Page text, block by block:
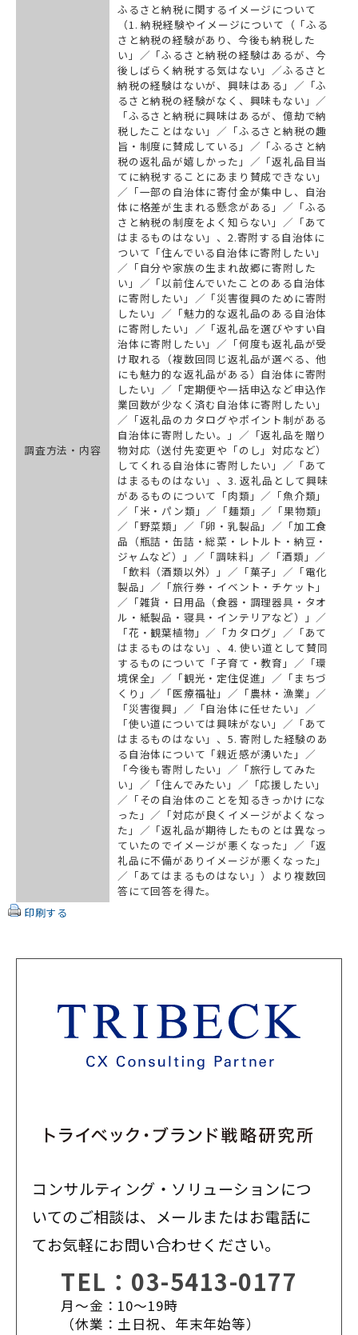
調査方法・内容
ふるさと納税に関するイメージについて
（1. 納税経験やイメージについて（「ふる
さと納税の経験があり、今後も納税した
い」／「ふるさと納税の経験はあるが、今
後しばらく納税する気はない」／ふるさと
納税の経験はないが、興味はある」／「ふ
るさと納税の経験がなく、興味もない」／
「ふるさと納税に興味はあるが、億劫で納
税したことはない」／「ふるさと納税の趣
旨・制度に賛成している」／「ふるさと納
税の返礼品が嬉しかった」／「返礼品目当
てに納税することにあまり賛成できない」
／「一部の自治体に寄付金が集中し、自治
体に格差が生まれる懸念がある」／「ふる
さと納税の制度をよく知らない」／「あて
はまるものはない」、2.寄附する自治体に
ついて「住んでいる自治体に寄附したい」
／「自分や家族の生まれ故郷に寄附した
い」／「以前住んでいたことのある自治体
に寄附したい」／「災害復興のために寄附
したい」／「魅力的な返礼品のある自治体
に寄附したい」／「返礼品を選びやすい自
治体に寄附したい」／「何度も返礼品が受
け取れる（複数回同じ返礼品が選べる、他
にも魅力的な返礼品がある）自治体に寄附
したい」／「定期便や一括申込など申込作
業回数が少なく済む自治体に寄附したい」
／「返礼品のカタログやポイント制がある
自治体に寄附したい。」／「返礼品を贈り
物対応（送付先変更や「のし」対応など）
してくれる自治体に寄附したい」／「あて
はまるものはない」、3. 返礼品として興味
があるものについて「肉類」／「魚介類」
／「米・パン類」／「麺類」／「果物類」
／「野菜類」／「卵・乳製品」／「加工食
品（瓶詰・缶詰・総菜・レトルト・納豆・
ジャムなど）」／「調味料」／「酒類」／
「飲料（酒類以外）」／「菓子」／「電化
製品」／「旅行券・イベント・チケット」
／「雑貨・日用品（食器・調理器具・タオ
ル・紙製品・寝具・インテリアなど）」／
「花・観葉植物」／「カタログ」／「あて
はまるものはない」、4. 使い道として賛同
するものについて「子育て・教育」／「環
境保全」／「観光・定住促進」／「まちづ
くり」／「医療福祉」／「農林・漁業」／
「災害復興」／「自治体に任せたい」／
「使い道については興味がない」／「あて
はまるものはない」、5. 寄附した経験のあ
る自治体について「親近感が湧いた」／
「今後も寄附したい」／「旅行してみた
い」／「住んでみたい」／「応援したい」
／「その自治体のことを知るきっかけにな
った」／「対応が良くイメージがよくなっ
た」／「返礼品が期待したものとは異なっ
ていたのでイメージが悪くなった」／「返
礼品に不備がありイメージが悪くなった」
／「あてはまるものはない」）より複数回
答にて回答を得た。
印刷する
コンサルティング・ソリューションにつ
いてのご相談は、メールまたはお電話に
てお気軽にお問い合わせください。
TEL： 03-5413-0177
月〜金：10〜19時
（休業：土日祝、年末年始等）